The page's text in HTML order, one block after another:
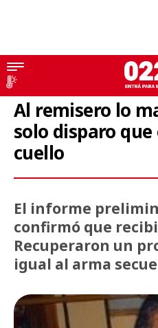
Crimen del remisero
Al remisero lo
solo disparo
cuello
El informe
confirmó que
Recuperaron un
igual al arma